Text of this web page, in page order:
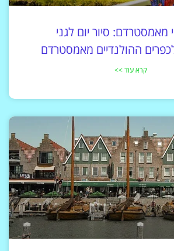
מאמסטרדם: סיור יום לגני
ההולנדיים מאמסטרדם
קרא עוד >>